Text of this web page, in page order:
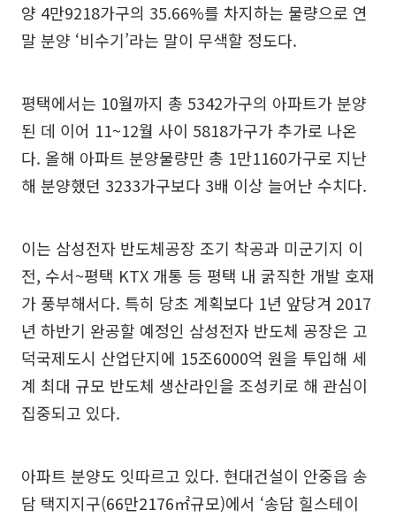
양 4만9218가구의 35.66%를 차지하는 물량으로 연
말 분양 ‘비수기’라는 말이 무색할 정도다.
평택에서는 10월까지 총 5342가구의 아파트가 분양
된 데 이어 11~12월 사이 5818가구가 추가로 나온
다. 올해 아파트 분양물량만 총 1만1160가구로 지난
해 분양했던 3233가구보다 3배 이상 늘어난 수치다.
이는 삼성전자 반도체공장 조기 착공과 미군기지 이
전, 수서~평택 KTX 개통 등 평택 내 굵직한 개발 호재
가 풍부해서다. 특히 당초 계획보다 1년 앞당겨 2017
년 하반기 완공할 예정인 삼성전자 반도체 공장은 고
덕국제도시 산업단지에 15조6000억 원을 투입해 세
계 최대 규모 반도체 생산라인을 조성키로 해 관심이
집중되고 있다.
아파트 분양도 잇따르고 있다. 현대건설이 안중읍 송
담 택지지구(66만2176㎡규모)에서 ‘송담 힐스테이